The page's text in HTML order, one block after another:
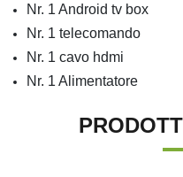
Nr. 1 Android tv box
Nr. 1 telecomando
Nr. 1 cavo hdmi
Nr. 1 Alimentatore